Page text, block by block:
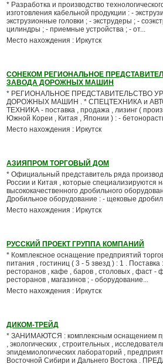
* Разработка и производство
изготовления кабельной продукции : -
экструзионные головки ; - экструдеры ; -
цилиндры ; - приемные устройства ; - от...
Место нахождения : Иркутск
СОНЕКОМ РЕГИОНАЛЬНОЕ
ЗАВОДА ДОРОЖНЫХ МАШИН
* РЕГИОНАЛЬНОЕ ПРЕДСТАВИТЕЛЬСТВО
ДОРОЖНЫХ МАШИН . * СПЕЦТЕХНИКА и
ТЕХНИКА - поставка , продажа , лизинг (
Южной Кореи , Китая , Японии ) : -
Место нахождения : Иркутск
АЗИЯПРОМ ТОРГОВЫЙ ДОМ
* Официальный представитель ряда
России и Китая , которые специализируются
высококачественного дробильного
Дробильное оборудование : - щековые
Место нахождения : Иркутск
РУССКИЙ ПРОЕКТ ГРУППА КОМПАНИЙ
* Комплексное оснащение предприятий
питания , гостиниц ( 3 - 5 звезд ) : 1 .
ресторанов , кафе , баров , столовых , фаст -
ресторанов , магазинов ; - оборудование...
Место нахождения : Иркутск
ДИКОМ-ТРЕЙД
* ЗАНИМАЮТСЯ : комплексным оснащением
, экологических , строительных ,
эпидемиологических лабораторий ,
Восточной Сибири и Дальнего Востока .